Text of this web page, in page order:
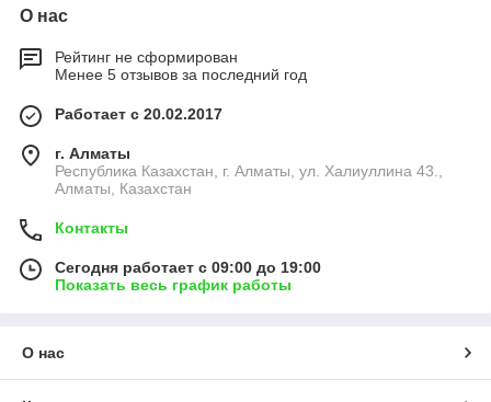
О нас
Рейтинг не сформирован
Менее 5 отзывов за последний год
Работает с 20.02.2017
г. Алматы
Республика Казахстан, г. Алматы, ул. Халиуллина 43.,
Алматы, Казахстан
Контакты
Сегодня работает с 09:00 до 19:00
Показать весь график работы
О нас